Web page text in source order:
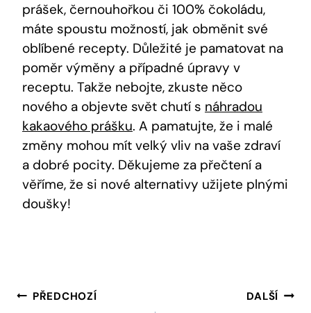
prášek, černouhořkou⁤ či 100%⁣ čokoládu,
máte‌ spoustu možností, jak obměnit své
oblíbené‌ recepty. Důležité je pamatovat na‌
poměr výměny a případné úpravy ⁣v
receptu. ⁢Takže ⁤nebojte, zkuste ‍něco
nového a objevte svět chutí s náhradou
kakaového prášku. A pamatujte, že i malé
⁢změny mohou⁢ mít velký vliv na⁣ vaše zdraví
a dobré pocity. Děkujeme za přečtení a
věříme, že si nové‍ alternativy⁣ užijete ⁤plnými
doušky!
Navigace
PŘEDCHOZÍ DALŠÍ